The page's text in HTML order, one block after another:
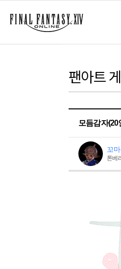
팬아트
모듬감자(20
꼬
톤베